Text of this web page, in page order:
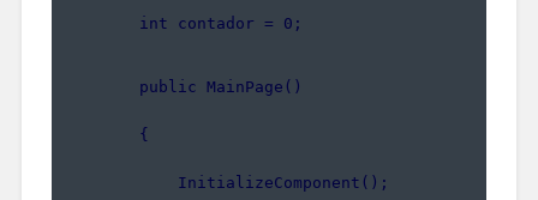
        int contador = 0;
        public MainPage()
        {
            InitializeComponent();